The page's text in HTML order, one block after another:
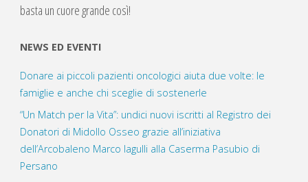
basta un cuore grande così!
NEWS ED EVENTI
Donare ai piccoli pazienti oncologici aiuta due volte: le
famiglie e anche chi sceglie di sostenerle
“Un Match per la Vita”: undici nuovi iscritti al Registro dei
Donatori di Midollo Osseo grazie all’iniziativa
dell’Arcobaleno Marco Iagulli alla Caserma Pasubio di
Persano